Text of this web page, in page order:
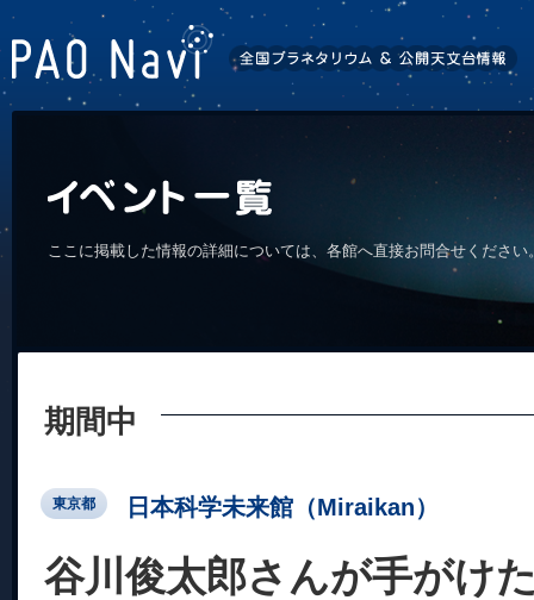
ここに掲載した情報の詳細については、各館へ直接お問合せくださ
期間中
東京都 日本科学未来館（Miraikan）
谷川俊太郎さんが手がけ